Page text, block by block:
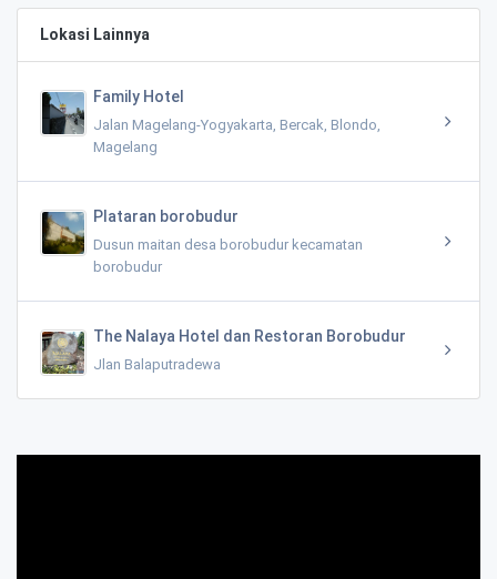
Lokasi Lainnya
Family Hotel
Jalan Magelang-Yogyakarta, Bercak, Blondo,
Magelang
Plataran borobudur
Dusun maitan desa borobudur kecamatan
borobudur
The Nalaya Hotel dan Restoran Borobudur
Jlan Balaputradewa